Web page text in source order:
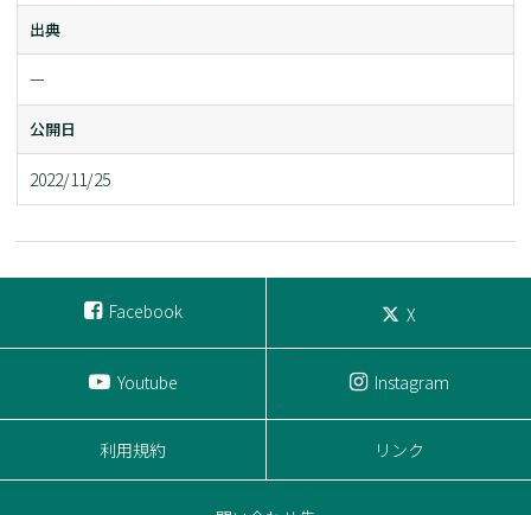
出典
ー
公開日
2022/11/25
Facebook X
Youtube Instagram
利用規約 リンク